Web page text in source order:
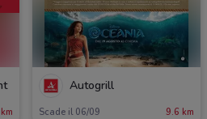
Autogrill
Scade il 06/09 9.6 km